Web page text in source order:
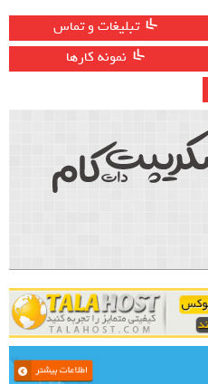
تبلیغات و تماس
نمونه کارها